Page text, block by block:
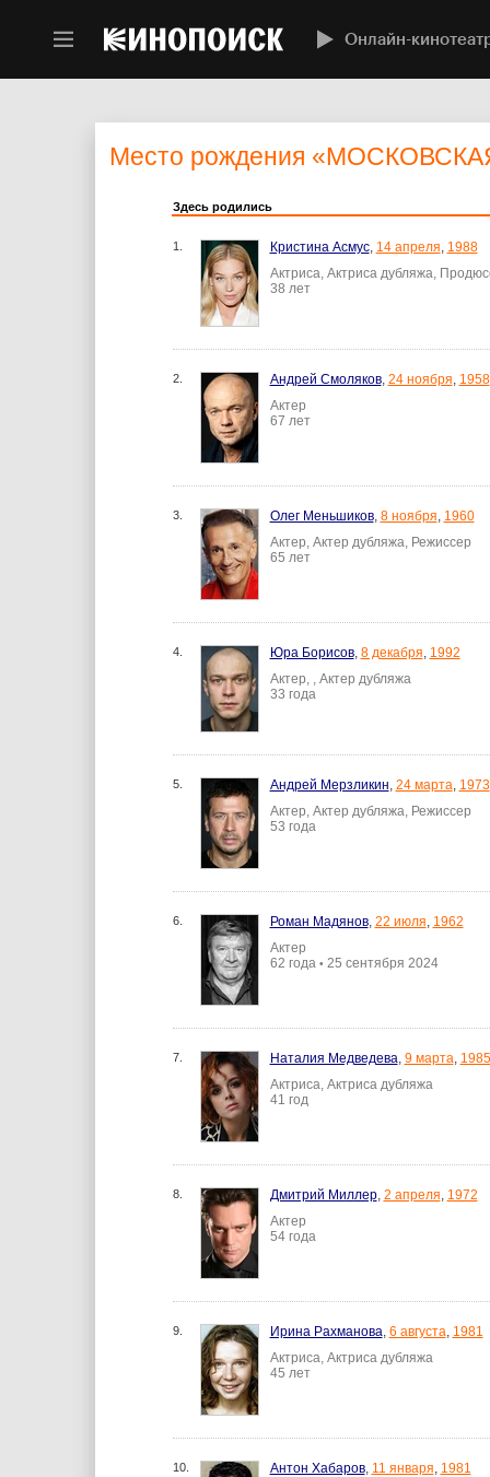
Онлайн-
Место рождения
Здесь родились
1. Кристина Асмус, 14 апреля, 1988
Актриса, Актриса дубляжа,
38 лет
2. Андрей Смоляков, 24 ноября, 1958
Актер
67 лет
3. Олег Меньшиков, 8 ноября, 1960
Актер, Актер дубляжа, Режиссер
65 лет
4. Юра Борисов, 8 декабря, 1992
Актер, , Актер дубляжа
33 года
5. Андрей Мерзликин, 24 марта, 1973
Актер, Актер дубляжа, Режиссер
53 года
6. Роман Мадянов, 22 июля, 1962
Актер
62 года • 25 сентября 2024
7. Наталия Медведева, 9 марта, 1985
Актриса, Актриса дубляжа
41 год
8. Дмитрий Миллер, 2 апреля, 1972
Актер
54 года
9. Ирина Рахманова, 6 августа, 1981
Актриса, Актриса дубляжа
45 лет
10. Антон Хабаров, 11 января, 1981